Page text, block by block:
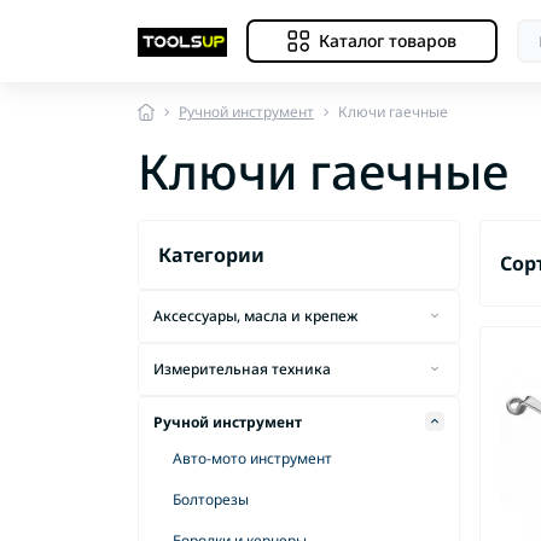
Каталог товаров
Ручной инструмент Ключи гаечные
Ключи гаечные
Категории
Аксессуары, масла и крепеж
Анкеры металлические
Анкеры химические
Биты и наборы бит
Измерительная техника
Ручной инструмент
Авто-мото инструмент
Болторезы